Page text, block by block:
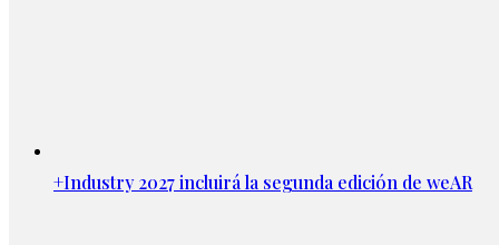
+Industry 2027 incluirá la segunda edición de weAR